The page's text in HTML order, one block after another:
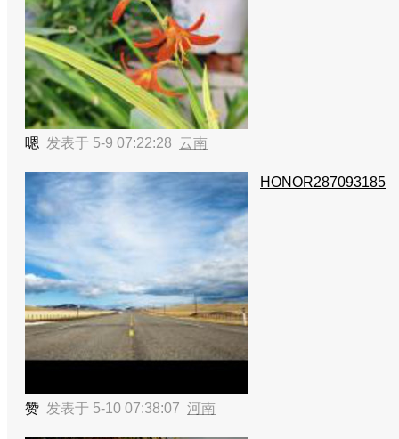
嗯 发表于 5-9 07:22:28 云南
HONOR287093185
赞 发表于 5-10 07:38:07 河南